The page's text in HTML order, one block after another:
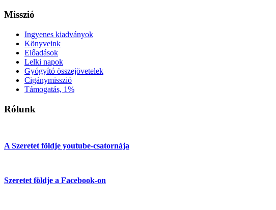
Misszió
Ingyenes kiadványok
Könyveink
Előadások
Lelki napok
Gyógyító összejövetelek
Cigánymisszió
Támogatás, 1%
Rólunk
A Szeretet földje youtube-csatornája
Szeretet földje a Facebook-on